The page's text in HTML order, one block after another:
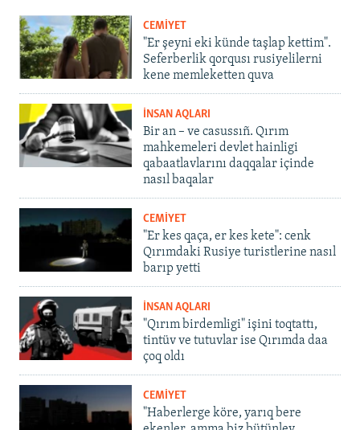
CEMİYET
"Er şeyni eki künde taşlap kettim".
Seferberlik qorqusı rusiyelilerni
kene memleketten quva
İNSAN AQLARI
Bir an – ve casussıñ. Qırım
mahkemeleri devlet hainligi
qabaatlavlarını daqqalar içinde
nasıl baqalar
CEMİYET
"Er kes qaça, er kes kete": cenk
Qırımdaki Rusiye turistlerine nasıl
barıp yetti
İNSAN AQLARI
"Qırım birdemligi" işini toqtattı,
tintüv ve tutuvlar ise Qırımda daa
çoq oldı
CEMİYET
"Haberlerge köre, yarıq bere